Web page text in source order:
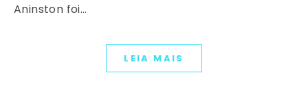
Aninston foi…
LEIA MAIS